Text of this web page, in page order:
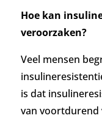
Hoe kan
veroorzaken?
Veel mensen
is dat
van voortdurend